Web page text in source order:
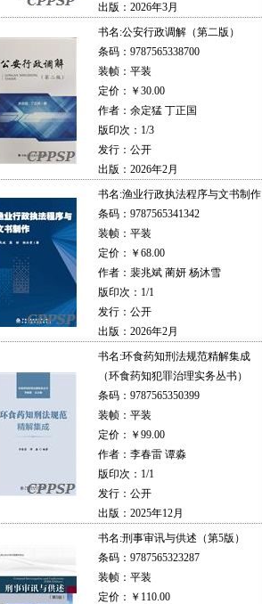
出版：2026年3月
书名:公安行政调解（第二版）
条码：9787565338700
装帧：平装
定价：￥30.00
作者：余定猛 丁正国
版印次：1/3
发行：公开
出版：2026年2月
书名:渔业行政执法程序与文书制作
条码：9787565341342
装帧：平装
定价：￥68.00
作者：裴兆斌 蔺妍 杨沐雪
版印次：1/1
发行：公开
出版：2026年2月
书名:环食药知刑法规范精解集成
（环食药知犯罪治理实务丛书）
条码：9787565350399
装帧：平装
定价：￥99.00
作者：李春雷 谭淼
版印次：1/1
发行：公开
出版：2025年12月
书名:刑事审讯与供述（第5版）
条码：9787565323287
装帧：平装
定价：￥110.00